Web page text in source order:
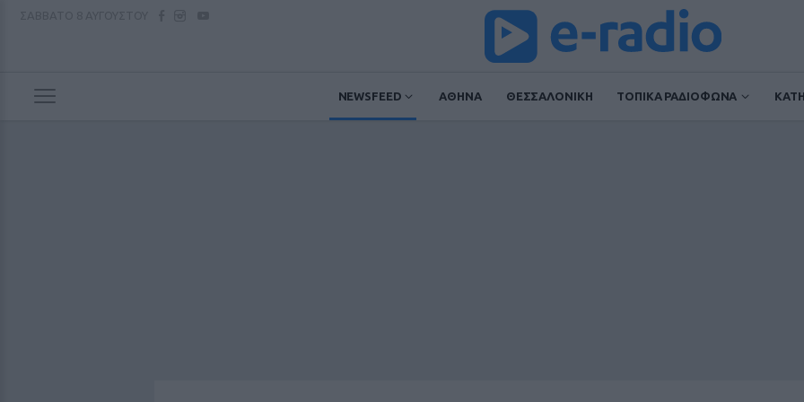
NEWSFEED ΑΘΗΝΑ ΘΕΣΣΑΛΟΝΙΚΗ ΤΟΠΙΚΑ ΡΑΔΙΟΦΩΝΑ